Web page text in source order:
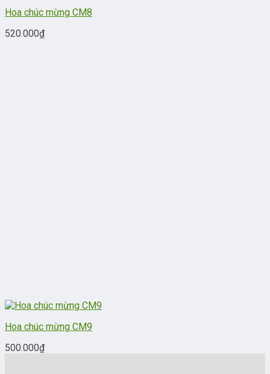
Hoa chúc mừng CM8
520.000₫
Hoa chúc mừng CM9
500.000₫